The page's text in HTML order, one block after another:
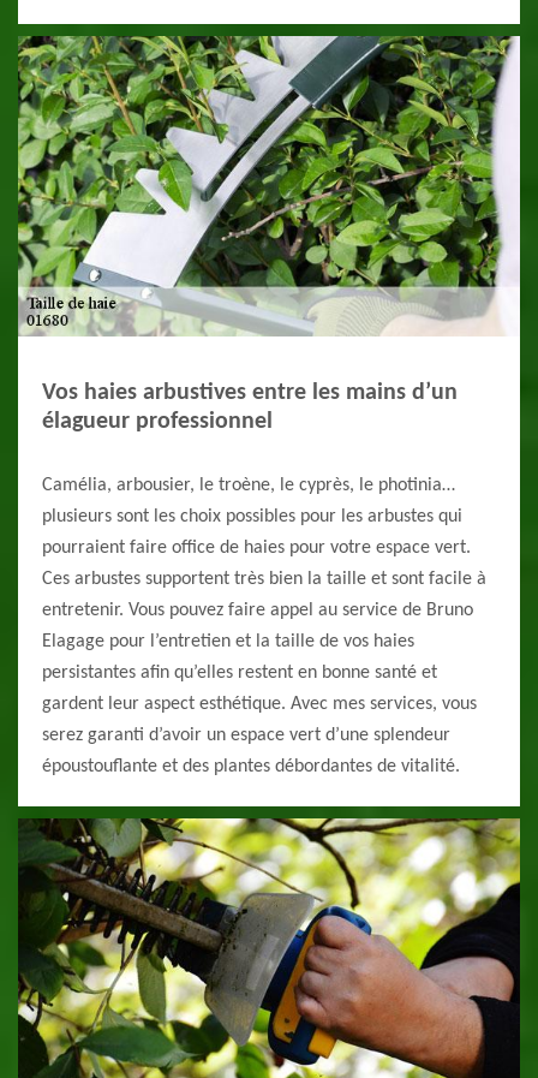
Vos haies arbustives entre les mains d’un
élagueur professionnel
Camélia, arbousier, le troène, le cyprès, le photinia…
plusieurs sont les choix possibles pour les arbustes qui
pourraient faire office de haies pour votre espace vert.
Ces arbustes supportent très bien la taille et sont facile à
entretenir. Vous pouvez faire appel au service de Bruno
Elagage pour l’entretien et la taille de vos haies
persistantes afin qu’elles restent en bonne santé et
gardent leur aspect esthétique. Avec mes services, vous
serez garanti d’avoir un espace vert d’une splendeur
époustouflante et des plantes débordantes de vitalité.